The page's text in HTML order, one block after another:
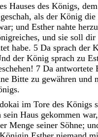
Hauses des Königs, dem
geschah, als der König die
; und Esther nahte herzu
, und sie soll dir
habe. 5 Da sprach der
der König sprach zu
! 7 Da antwortete
Bitte zu gewähren und
.
im Tore des Königs
sein Haus gekommen war,
Menge seiner Söhne;